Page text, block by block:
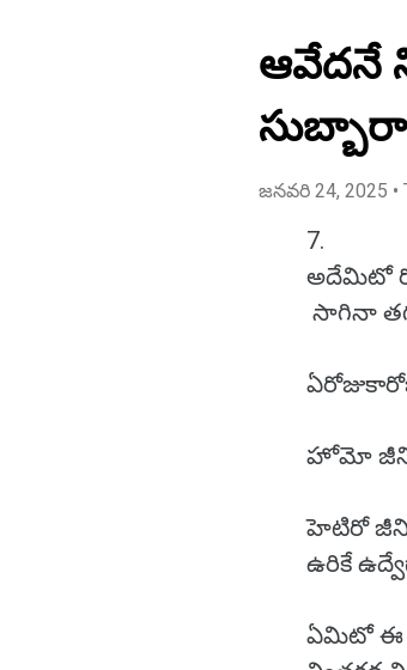
ఆవేదనే
జనవరి 24, 2025 •
7.
అదేమిటో
సాగినా
హోమో
హెటిరో
ఉరికే
ఏమిటో ఈ